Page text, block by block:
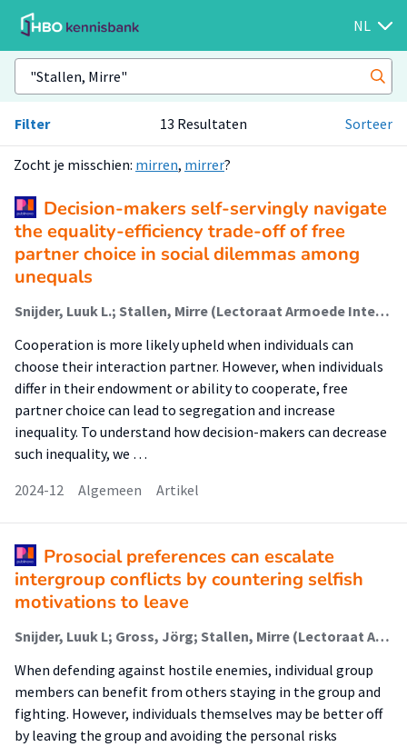
NL
Filter 13 Resultaten Sorteer
Zocht je misschien: mirren, mirrer?
Decision-makers self-servingly navigate
the equality-efficiency trade-off of free
partner choice in social dilemmas among
unequals
Snijder, Luuk L.; Stallen, Mirre (Lectoraat Armoede Interventies); Gross, Jörg
Cooperation is more likely upheld when individuals can
choose their interaction partner. However, when individuals
differ in their endowment or ability to cooperate, free
partner choice can lead to segregation and increase
inequality. To understand how decision-makers can decrease
such inequality, we …
2024-12
Algemeen Artikel
Prosocial preferences can escalate
intergroup conflicts by countering selfish
motivations to leave
Snijder, Luuk L; Gross, Jörg; Stallen, Mirre (Lectoraat Armoede Interventies); De Dreu, Carsten K W
When defending against hostile enemies, individual group
members can benefit from others staying in the group and
fighting. However, individuals themselves may be better off
by leaving the group and avoiding the personal risks